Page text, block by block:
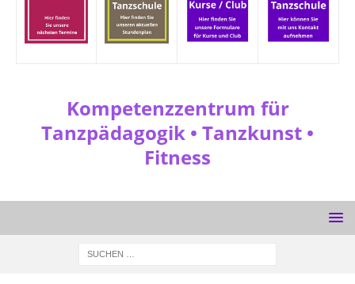
Kompetenzzentrum für
Tanzpädagogik • Tanzkunst •
Fitness